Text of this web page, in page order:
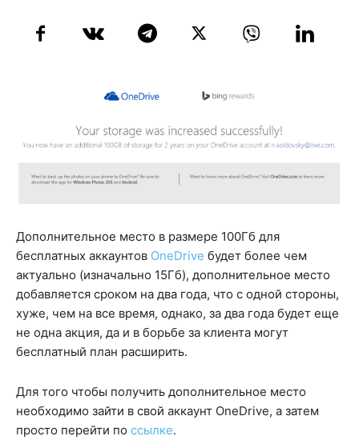
Дополнительное место в размере 100Гб для
бесплатных аккаунтов OneDrive будет более чем
актуально (изначально 15Гб), дополнительное место
добавляется сроком на два года, что с одной стороны,
хуже, чем на все время, однако, за два года будет еще
не одна акция, да и в борьбе за клиента могут
бесплатный план расширить.
Для того чтобы получить дополнительное место
необходимо зайти в свой аккаунт OneDrive, а затем
просто перейти по ссылке.